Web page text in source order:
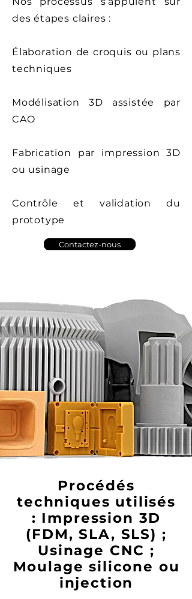
des étapes claires :
Élaboration de croquis ou plans
techniques
Modélisation 3D assistée par
CAO
Fabrication par impression 3D
ou usinage
Contrôle et validation du
prototype
Contactez-nous
Procédés
techniques utilisés
: Impression 3D
(FDM, SLA, SLS) ;
Usinage CNC ;
Moulage silicone ou
injection